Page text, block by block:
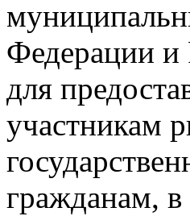
Федерации и
для
участникам
гражданам, в